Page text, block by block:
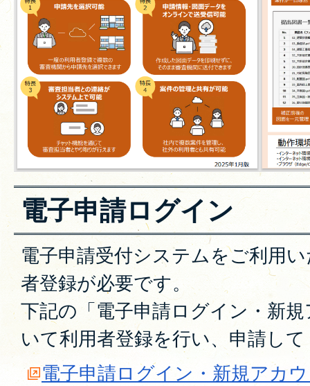
電子申請ログイン
電子申請受付システムをご利用
者登録が必要です。
下記の「電子申請ログイン・新
いて利用者登録を行い、申請し
電子申請ログイン・新規アカ